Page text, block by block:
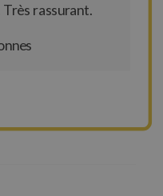
Très rassurant.